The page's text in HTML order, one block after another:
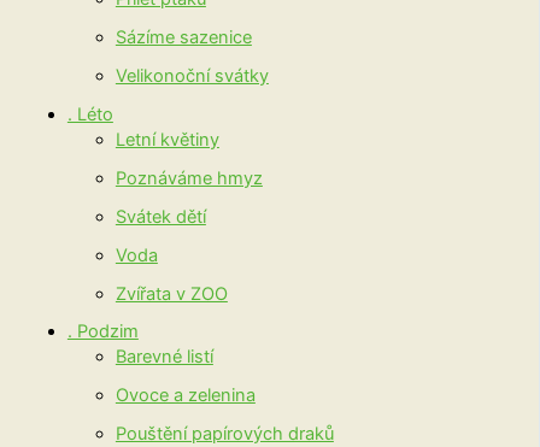
Sázíme sazenice
Velikonoční svátky
. Léto
Letní květiny
Poznáváme hmyz
Svátek dětí
Voda
Zvířata v ZOO
. Podzim
Barevné listí
Ovoce a zelenina
Pouštění papírových draků